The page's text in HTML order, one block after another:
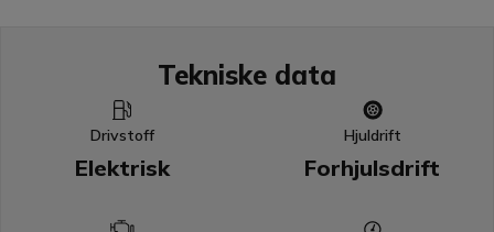
Tekniske data
Drivstoff
Elektrisk
Hjuldrift
Forhjulsdrift